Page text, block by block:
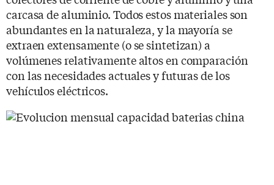
carcasa de aluminio. Todos estos materiales son
abundantes en la naturaleza, y la mayoría se
extraen extensamente (o se sintetizan) a
volúmenes relativamente altos en comparación
con las necesidades actuales y futuras de los
vehículos eléctricos.